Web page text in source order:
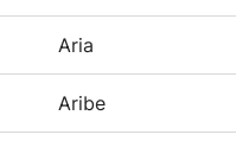
Aria
Aribe